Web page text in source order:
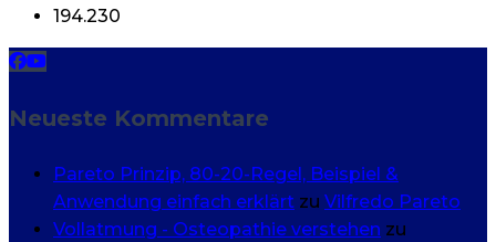
194.230
Neueste Kommentare
Pareto Prinzip, 80-20-Regel, Beispiel &
Anwendung einfach erklärt zu Vilfredo Pareto
Vollatmung - Osteopathie verstehen zu